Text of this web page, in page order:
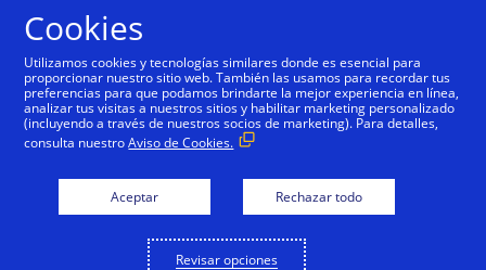
Visa Direct Overview
Cookies
Utilizamos cookies y tecnologías similares donde es esencial para
proporcionar nuestro sitio web. También las usamos para recordar tus
preferencias para que podamos brindarte la mejor experiencia en línea,
analizar tus visitas a nuestros sitios y habilitar marketing personalizado
(incluyendo a través de nuestros socios de marketing). Para detalles,
consulta nuestroAviso de Cookies.
Aceptar Rechazar todo
Revisar opciones